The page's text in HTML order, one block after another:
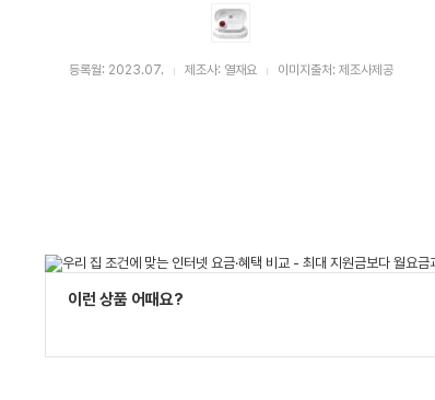
등록월: 2023.07. 제조사: 열재요 이미지출처: 제조사제공
이런 상품 어때요?